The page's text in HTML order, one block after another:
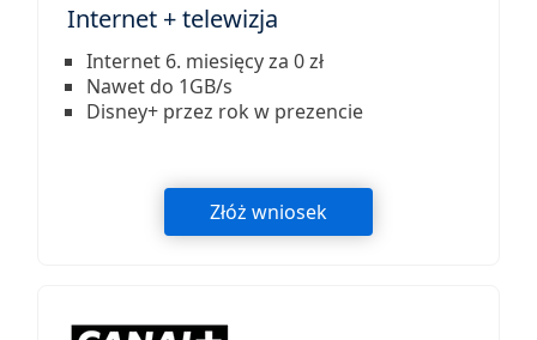
Internet + telewizja
Internet 6. miesięcy za 0 zł
Nawet do 1GB/s
Disney+ przez rok w prezencie
Złóż wniosek